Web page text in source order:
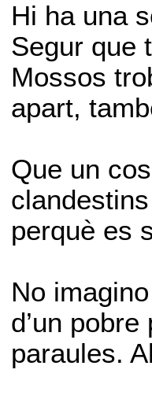
Hi ha una
Segur que
Mossos
apart,
Que un
perquè es
No
d’un
paraules.